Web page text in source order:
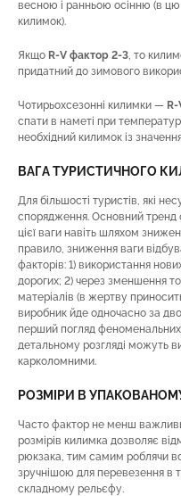
весною і ранньою осінню (в
килимок).
Якщо R-V фактор 2-3, то
придатний до зимового
Чотирьохсезонні килимки —
спати в наметі при
необхідний килимок із
ВАГА ТУРИСТИЧНОГО
Для більшості туристів, які
спорядження. Основний тренд
цієї ваги навіть шляхом
правило, зниження ваги
факторів: 1) використання
дорогих; 2) через зменшення
матеріалів (в жертву
виробник йде одночасно за
перший погляд феноменальних
детальному розгляді можуть
карколомними.
РОЗМІРИ В
Часто фактор не менш
розмірів килимка дозволяє
рюкзака, тим самим роблячи
зручнішою для перевезення в
складному рельєфу.